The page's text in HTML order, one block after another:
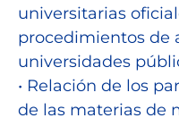
universitarias
procedimientos de
universidades
• Relación de los
de las materias de